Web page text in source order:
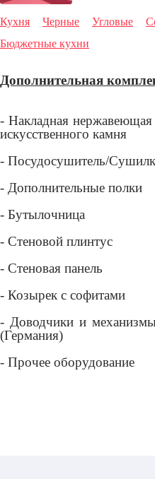
Кухня Черные Угловые
Бюджетные кухни
Дополнительная
- Накладная
искусственного камня
- Посудосушитель/
- Дополнительные полки
- Бутылочница
- Стеновой плинтус
- Стеновая панель
- Козырек с софитами
- Доводчики и
(Германия)
- Прочее оборудование